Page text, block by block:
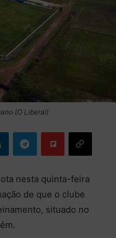
(O Liberal)
nesta quinta-feira
de que o clube
situado no